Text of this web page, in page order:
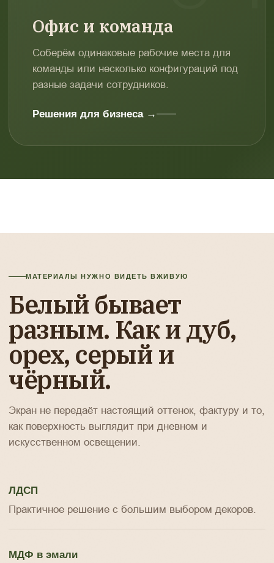
Офис и команда
Соберём одинаковые рабочие места для
команды или несколько конфигураций под
разные задачи сотрудников.
Решения для бизнеса →
МАТЕРИАЛЫ НУЖНО ВИДЕТЬ ВЖИВУЮ
Белый бывает
разным. Как и дуб,
орех, серый и
чёрный.
Экран не передаёт настоящий оттенок, фактуру и то,
как поверхность выглядит при дневном и
искусственном освещении.
ЛДСП
Практичное решение с большим выбором декоров.
МДФ в эмали